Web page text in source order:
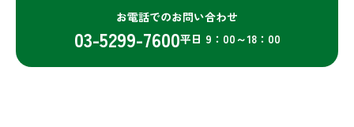
お電話でのお問い合わせ
03-5299-7600平日 9：00～18：00